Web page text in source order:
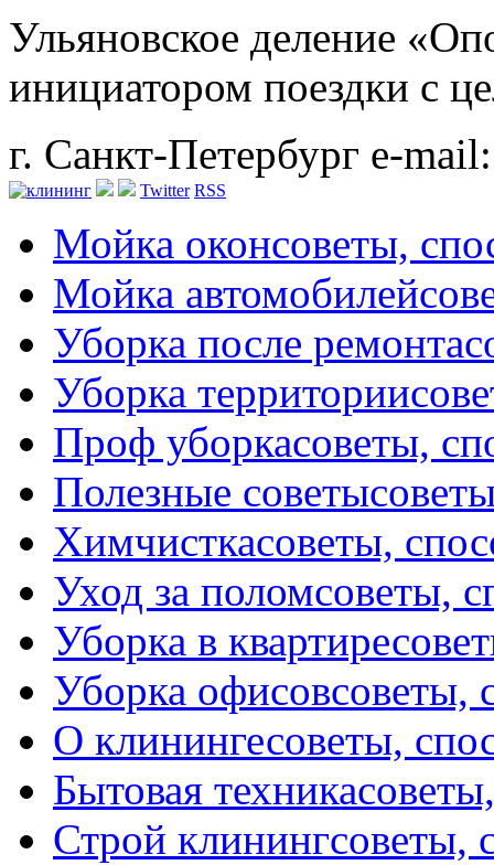
Ульяновское деление
инициатором поездки с
г. Санкт-Петербург e-
Twitter RSS
Мойка оконсоветы,
Мойка автомобилей
Уборка после ремонта
Уборка территории
Проф уборкасоветы,
Полезные советы
Химчисткасоветы,
Уход за поломсоветы,
Уборка в квартире
Уборка офисовсоветы,
О клинингесоветы,
Бытовая техника
Строй клинингсоветы,